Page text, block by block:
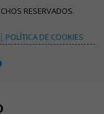
RESERVADOS.
| POLÍTICA DE COOKIES